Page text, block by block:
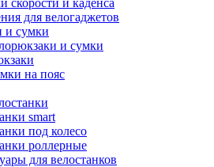
скорости и каденса
для велогаджетов
и сумки
и сумки
на пояс
smart
под колесо
роллерные
для велостанков